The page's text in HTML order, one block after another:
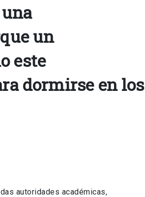
un
este
dormirse en los
autoridades académicas,